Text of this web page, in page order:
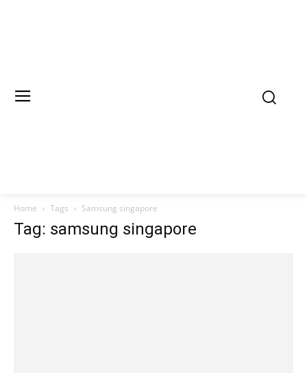
Home Tags Samsung singapore
Tag: samsung singapore